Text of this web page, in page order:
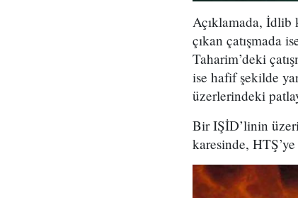
Açıklamada, İdlib
çıkan çatışmada
Taharim’deki
ise hafif şekilde
üzerlerindeki
Bir IŞİD’linin
karesinde,